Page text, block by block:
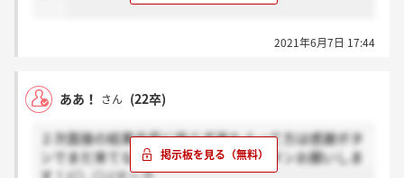
2021年6月7日 17:44
ああ！ さん (22卒)
２次面接の結果合否に係らず来たよって方は感謝ボタ
ンでまだ来てないよって方はホントボタンお願いしま